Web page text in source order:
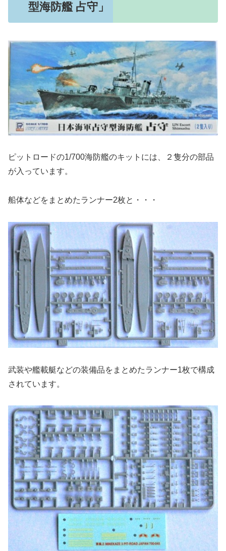
型海防艦 占守」
ピットロードの1/700海防艦のキットには、２隻分の部品
が入っています。
船体などをまとめたランナー2枚と・・・
武装や艦載艇などの装備品をまとめたランナー1枚で構成
されています。